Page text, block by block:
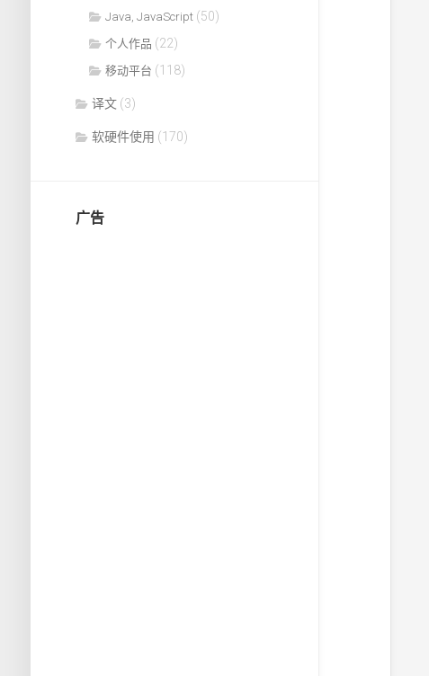
Java, JavaScript(50)
个人作品 (22)
移动平台 (118)
译文(3)
软硬件使用 (170)
广告